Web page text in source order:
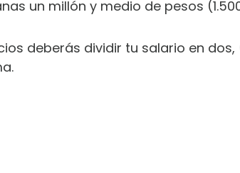
un millón y medio de pesos
deberás dividir tu salario en dos,